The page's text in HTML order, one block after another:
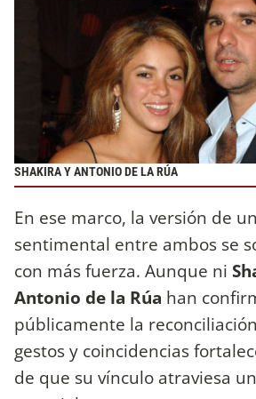
SHAKIRA Y ANTONIO DE LA RÚA
En ese marco, la versión de
sentimental entre ambos se
con más fuerza. Aunque ni
Antonio de la Rúa han
públicamente la
gestos y coincidencias
de que su vínculo atraviesa